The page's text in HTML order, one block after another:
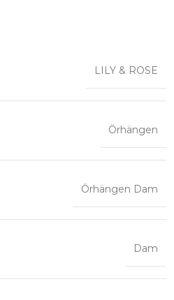
LILY & ROSE
Örhängen
Örhängen Dam
Dam